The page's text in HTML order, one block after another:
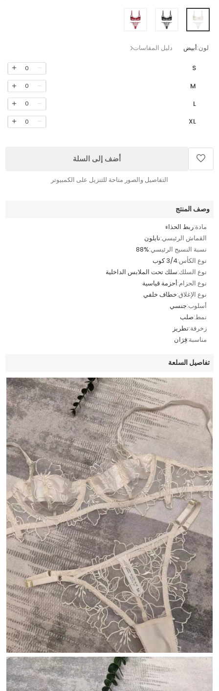
لون:أبيض دليل المقاسات
S
0
M
0
L
0
XL
0
أضف إلى السلة
التفاصيل والصور متاحة للتنزيل على الكمبيوتر
وصف المنتج
مادة:ربط الحذاء
القماش الرئيسي:نايلون
نسبة النسيج الرئيسي:88%
نوع الكأس:3/4 كوب
نوع السلك:سلك تحت الملابس الداخلية
نوع الحزام:أحزمة قياسية
نوع الإغلاق:خطاف خلفي
أسلوب:جنسي
نمط:صلب
زخرفة:تطريز
مناسبة:قِرَان
تفاصيل السلعة